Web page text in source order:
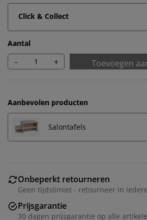
Click & Collect
Aantal
- + Toevoegen
Aanbevolen producten
Salontafels
Onbeperkt retourneren
Geen tijdslimiet - retourneer in iedere
Prijsgarantie
30 dagen prijsgarantie op alle
Bij JYSK gebruiken we cookies en mobiele
identificatoren om je een goede ervaring
tijdens het bezoeken van onze website.